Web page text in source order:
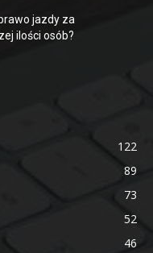
jazdy za
ilości osób?
122
89
73
52
46